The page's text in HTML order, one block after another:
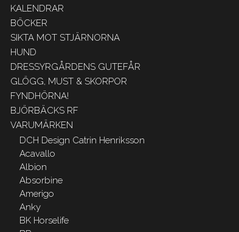
KALENDRAR
BÖCKER
SIKTA MOT STJÄRNORNA
HUND
DRESSYRGÅRDENS GUTEFÅR
GLÖGG, MUST & SKORPOR
FYNDHÖRNA!
BJÖRBÄCKS RF
VARUMÄRKEN
DCH Design Catrin Henriksson
Acavallo
Albion
Absorbine
Amerigo
Anky
BK Horselife